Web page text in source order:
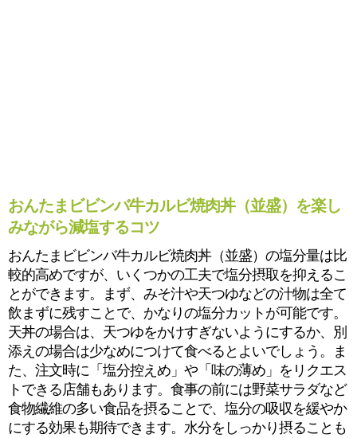
おんたまビビンバ牛カルビ焼肉丼（並盛）を楽し
みながら減塩するコツ
おんたまビビンバ牛カルビ焼肉丼（並盛）の塩分量は比
較的高めですが、いくつかの工夫で塩分摂取を抑えるこ
とができます。まず、みそ汁や天つゆなどの汁物は全て
飲まずに残すことで、かなりの塩分カットが可能です。
天丼の場合は、天つゆをかけすぎないようにするか、別
添えの場合は少なめにつけて食べるとよいでしょう。ま
た、注文時に「塩分控えめ」や「味の薄め」をリクエス
トできる店舗もあります。食事の前には野菜サラダなど
食物繊維の多い食品を摂ることで、塩分の吸収を緩やか
にする効果も期待できます。水分をしっかり摂ることも